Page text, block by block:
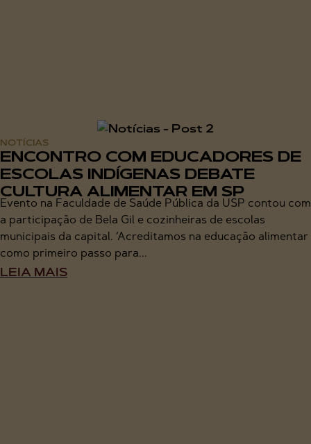
NOTÍCIAS
ENCONTRO COM EDUCADORES DE
ESCOLAS INDÍGENAS DEBATE
CULTURA ALIMENTAR EM SP
Evento na Faculdade de Saúde Pública da USP contou com
a participação de Bela Gil e cozinheiras de escolas
municipais da capital. ‘Acreditamos na educação alimentar
como primeiro passo para...
LEIA MAIS